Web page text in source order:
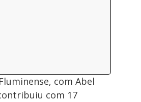
com Abel
com 17